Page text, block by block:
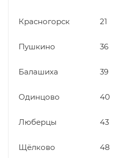
Красногорск 21
Пушкино 36
Балашиха 39
Одинцово 40
Люберцы 43
Щёлково 48